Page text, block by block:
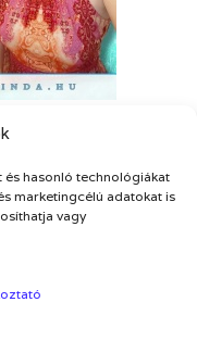
és hasonló technológiákat
marketingcélú adatokat is
vagy